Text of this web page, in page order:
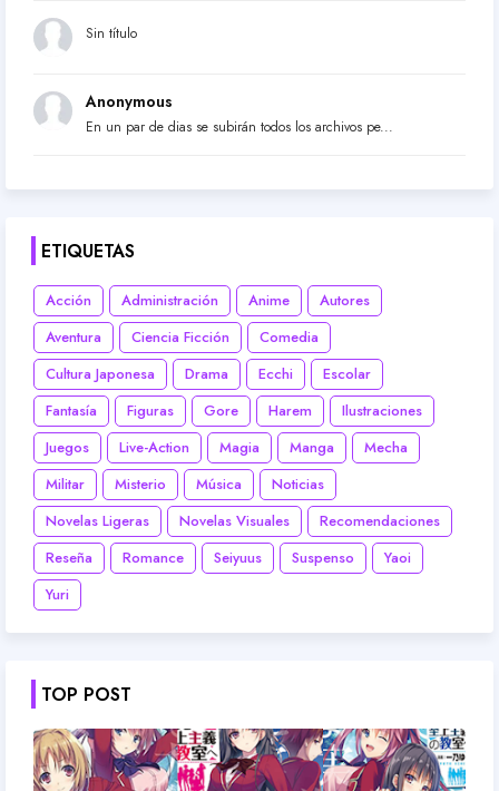
Sin título
Anonymous
En un par de dias se subirán todos los archivos pe...
ETIQUETAS
Acción Administración Anime
Autores
Aventura
Ciencia Ficción
Comedia
Cultura Japonesa
Drama Ecchi
Escolar
Fantasía
Figuras Gore Harem
Ilustraciones
Juegos
Live-Action Magia Manga
Mecha
Militar
Misterio Música
Noticias
Novelas Ligeras
Novelas Visuales
Recomendaciones
Reseña
Romance Seiyuus Suspenso
Yaoi
Yuri
TOP POST